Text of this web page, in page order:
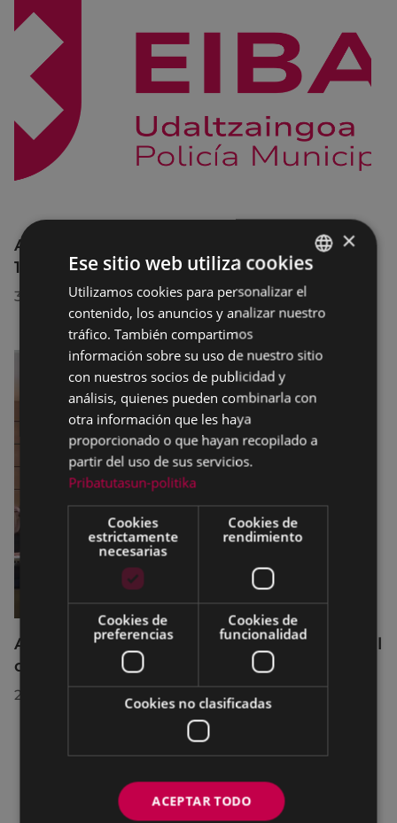
Afecciones al tráfico en la calle Egogain del
10 al 23 de agosto, por motivo de obras
30/07/2026
Acuerdos adoptados por el Pleno Municipal
celebrado el 27 de julio de 2026
28/07/2026
BASQUE
SPANISH
×
Ese sitio web utiliza cookies
Utilizamos cookies para personalizar el
contenido, los anuncios y analizar nuestro
tráfico. También compartimos
información sobre su uso de nuestro sitio
con nuestros socios de publicidad y
análisis, quienes pueden combinarla con
otra información que les haya
proporcionado o que hayan recopilado a
partir del uso de sus servicios.
Pribatutasun-politika
Cookies
estrictamente
necesarias
Cookies de
rendimiento
Cookies de
preferencias
Cookies de
funcionalidad
Cookies no clasificadas
ACEPTAR TODO